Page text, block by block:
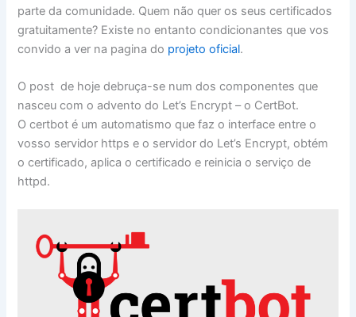
parte da comunidade. Quem não quer os seus certificados
gratuitamente? Existe no entanto condicionantes que vos
convido a ver na pagina do projeto oficial.
O post de hoje debruça-se num dos componentes que
nasceu com o advento do Let’s Encrypt – o CertBot.
O certbot é um automatismo que faz o interface entre o
vosso servidor https e o servidor do Let’s Encrypt, obtém
o certificado, aplica o certificado e reinicia o serviço de
httpd.